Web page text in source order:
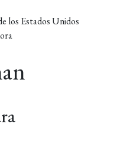
los Estados Unidos